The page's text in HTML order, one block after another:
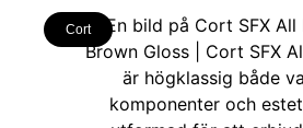
Cort